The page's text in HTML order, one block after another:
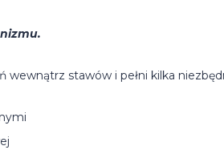
wewnątrz stawów i pełni kilka